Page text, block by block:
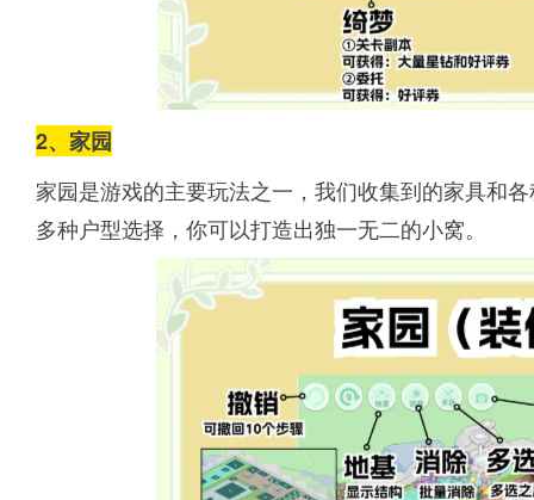
2、家园
家园是游戏的主要玩法之一，我们收集到的家具和
多种户型选择，你可以打造出独一无二的小窝。